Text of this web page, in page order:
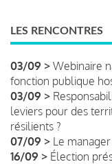
LES RENCONTRES
03/09 > Webinaire
fonction publique
03/09 >
leviers pour des
résilients ?
07/09 > Le
16/09 > Élection